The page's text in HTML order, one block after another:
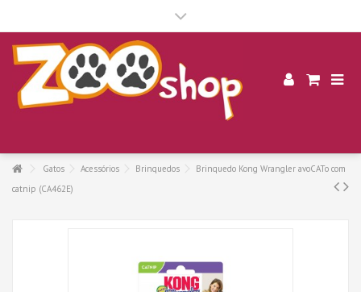
Gatos Acessórios Brinquedos
Brinquedo Kong Wrangler avoCATo com
catnip (CA462E)